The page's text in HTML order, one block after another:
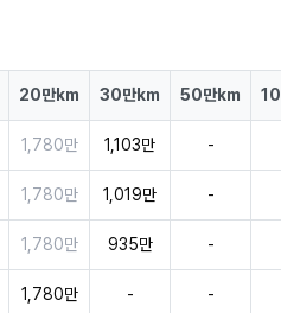
20만km 30만km 50만km
1,780만 1,103만 -
1,780만 1,019만 -
1,780만 935만 -
1,780만 - -